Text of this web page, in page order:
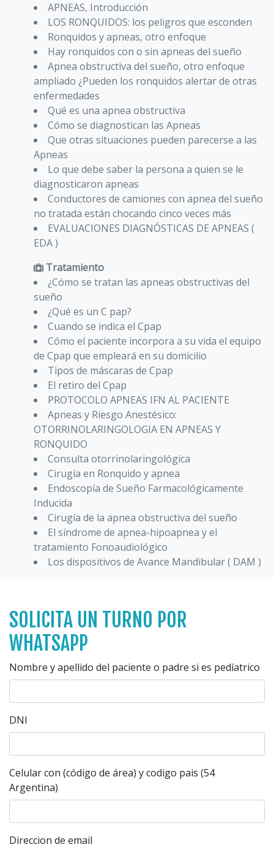
APNEAS, Introducción
LOS RONQUIDOS: los peligros que esconden
Ronquidos y apneas, otro enfoque
Hay ronquidos con o sin apneas del sueño
Apnea obstructiva del sueño, otro enfoque
ampliado ¿Pueden los ronquidos alertar de otras
enfermedades
Qué es una apnea obstructiva
Cómo se diagnostican las Apneas
Que otras situaciones pueden parecerse a las
Apneas
Lo que debe saber la persona a quien se le
diagnosticaron apneas
Conductores de camiones con apnea del sueño
no tratada están chocando cinco veces más
EVALUACIONES DIAGNÓSTICAS DE APNEAS (
EDA )
Tratamiento
¿Cómo se tratan las apneas obstructivas del
sueño
¿Qué es un C pap?
Cuando se indica el Cpap
Cómo el paciente incorpora a su vida el equipo
de Cpap que empleará en su domicilio
Tipos de máscaras de Cpap
El retiro del Cpap
PROTOCOLO APNEAS IFN AL PACIENTE
Apneas y Riesgo Anestésico:
OTORRINOLARINGOLOGIA EN APNEAS Y
RONQUIDO
Consulta otorrinolaringológica
Cirugía en Ronquido y apnea
Endoscopía de Sueño Farmacológicamente
Inducida
Cirugía de la apnea obstructiva del sueño
El síndrome de apnea-hipoapnea y el
tratamiento Fonoaudiológico
Los dispositivos de Avance Mandibular ( DAM )
SOLICITA UN TURNO POR
WHATSAPP
Nombre y apellido del paciente o padre si es pedíatrico
DNI
Celular con (código de área) y codigo pais (54
Argentina)
Direccion de email